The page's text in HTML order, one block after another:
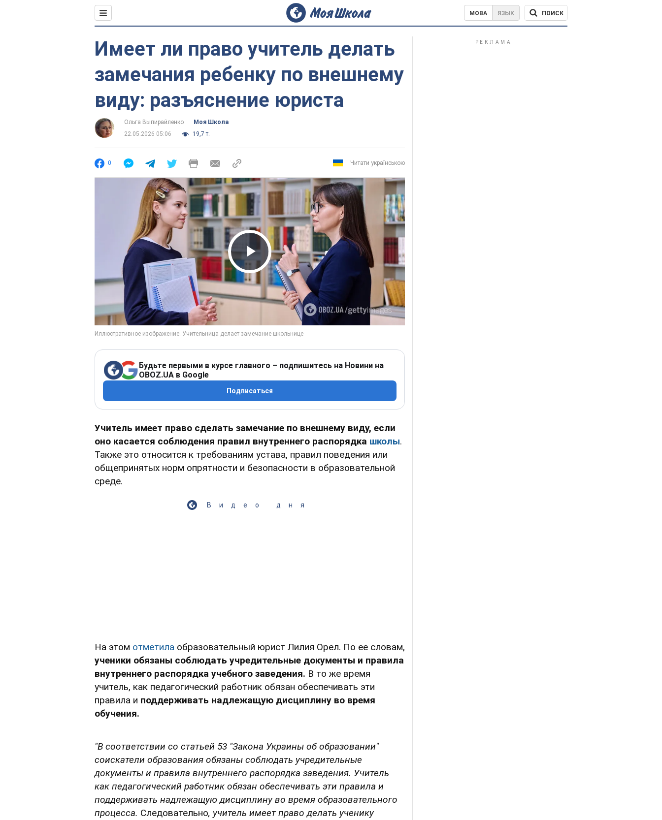
МОВА ЯЗЫК ПОИСК
Имеет ли право учитель делать
замечания ребенку по внешнему
виду: разъяснение юриста
Ольга Выпирайленко
Моя Школа
22.05.2026 05:06
19,7 т.
0 Читати українською
Play Video
Будьте первыми в курсе главного – подпишитесь на Новини на
OBOZ.UA в Google
Подписаться
Учитель имеет право сделать замечание по внешнему виду, если
оно касается соблюдения правил внутреннего распорядка школы.
Также это относится к требованиям устава, правил поведения или
общепринятых норм опрятности и безопасности в образовательной
среде.
Видео дня
На этом отметила образовательный юрист Лилия Орел. По ее словам,
ученики обязаны соблюдать учредительные документы и правила
внутреннего распорядка учебного заведения. В то же время
учитель, как педагогический работник обязан обеспечивать эти
правила и поддерживать надлежащую дисциплину во время
обучения.
"В соответствии со статьей 53 "Закона Украины об образовании"
соискатели образования обязаны соблюдать учредительные
документы и правила внутреннего распорядка заведения. Учитель
как педагогический работник обязан обеспечивать эти правила и
поддерживать надлежащую дисциплину во время образовательного
процесса. Следовательно, учитель имеет право делать ученику